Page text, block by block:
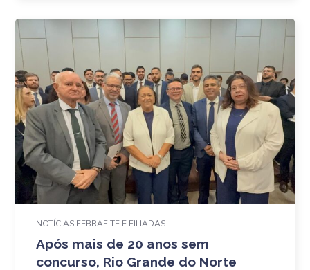
NOTÍCIAS FEBRAFITE E FILIADAS
Após mais de 20 anos sem
concurso, Rio Grande do Norte